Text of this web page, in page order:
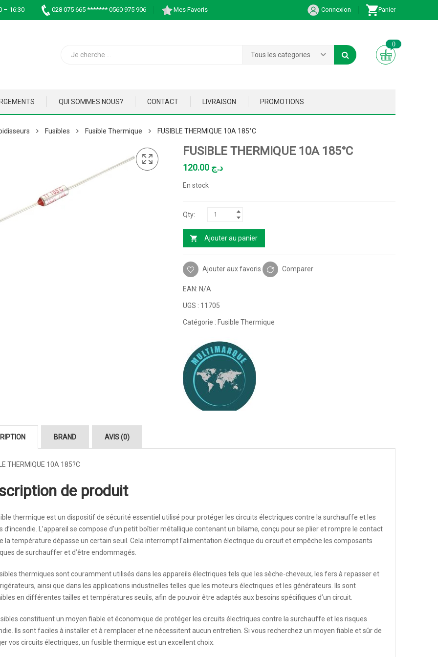
– 16:30 028 075 665 ******* 0560 975 906 Mes Favoris Connexion Panier
Tous les categories
0
QUI SOMMES NOUS? CONTACT LIVRAISON PROMOTIONS
Fusibles Fusible Thermique FUSIBLE THERMIQUE 10A 185°C
FUSIBLE THERMIQUE 10A 185°C
د.ج
En stock
Ajouter au panier
Ajouter aux favoris Comparer
EAN: N/A
UGS : 11705
Catégorie : Fusible Thermique
BRAND AVIS (0)
THERMIQUE 10A 185?C
de produit
thermique est un dispositif de sécurité essentiel utilisé pour protéger les circuits électriques contre la surchauffe et les
d’incendie. L’appareil se compose d’un petit boîtier métallique contenant un bilame, conçu pour se plier et rompre le contact
la température dépasse un certain seuil. Cela interrompt l’alimentation électrique du circuit et empêche les composants
de surchauffer et d’être endommagés.
thermiques sont couramment utilisés dans les appareils électriques tels que les sèche-cheveux, les fers à repasser et
ainsi que dans les applications industrielles telles que les moteurs électriques et les générateurs. Ils sont
en différentes tailles et températures seuils, afin de pouvoir être adaptés aux besoins spécifiques d’un circuit.
constituent un moyen fiable et économique de protéger les circuits électriques contre la surchauffe et les risques
Ils sont faciles à installer et à remplacer et ne nécessitent aucun entretien. Si vous recherchez un moyen fiable et sûr de
vos circuits électriques, un fusible thermique est un excellent choix.